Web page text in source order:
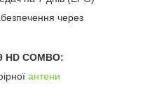
через
HD COMBO:
антени